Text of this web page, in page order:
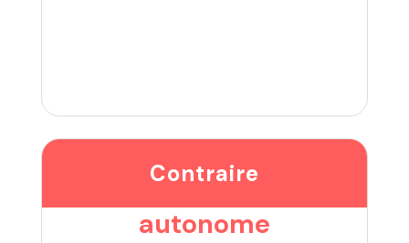
Contraire
autonome